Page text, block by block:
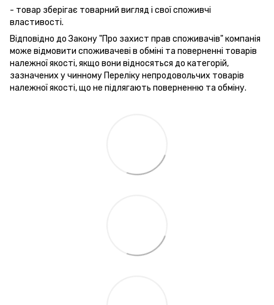
- товар зберігає товарний вигляд і свої споживчі
властивості.
Відповідно до Закону "Про захист прав споживачів" компанія
може відмовити споживачеві в обміні та поверненні товарів
належної якості, якщо вони відносяться до категорій,
зазначених у чинному Переліку непродовольчих товарів
належної якості, що не підлягають поверненню та обміну.